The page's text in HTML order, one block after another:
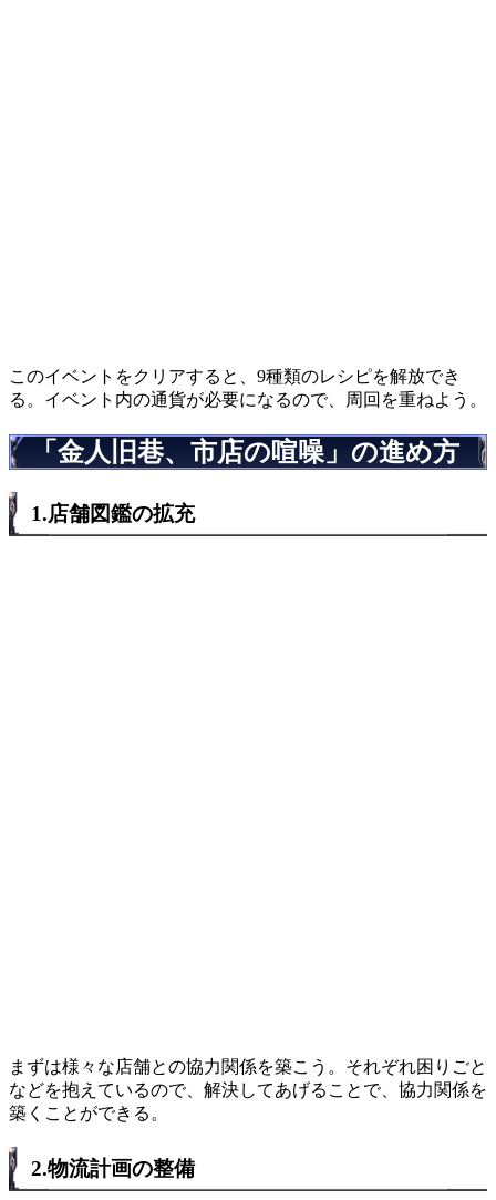
このイベントをクリアすると、9種類のレシピを解放でき
る。イベント内の通貨が必要になるので、周回を重ねよう。
「金人旧巷、市店の喧噪」の進め方
1.店舗図鑑の拡充
まずは様々な店舗との協力関係を築こう。それぞれ困りごと
などを抱えているので、解決してあげることで、協力関係を
築くことができる。
2.物流計画の整備